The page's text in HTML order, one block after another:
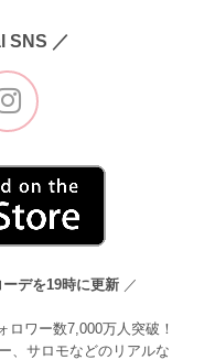
SNS ／
デを19時に更新 ／
ロワー数7,000万人突破！
、サロモなどのリアルな